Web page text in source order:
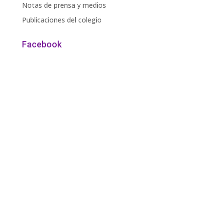
Notas de prensa y medios
Publicaciones del colegio
Facebook